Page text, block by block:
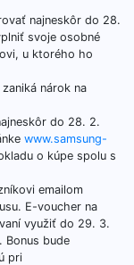
najneskôr do 28.
svoje osobné
u ktorého ho
nárok na
do 28. 2.
www.samsung-
o kúpe spolu s
emailom
E-voucher na
využiť do 29. 3.
Bonus bude
pri